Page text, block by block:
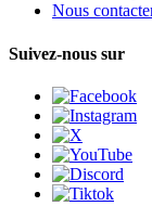
Nous
Suivez-nous sur